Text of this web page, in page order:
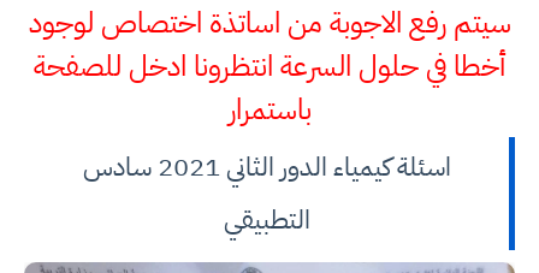
سيتم رفع الاجوبة من اساتذة اختصاص لوجود
أخطا في حلول السرعة انتظرونا ادخل للصفحة
باستمرار
اسئلة كيمياء الدور الثاني 2021 سادس
التطبيقي